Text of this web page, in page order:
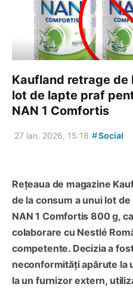
Kaufland retrage de
lot de lapte praf
NAN 1 Comfortis
27 ian. 2026, 15:18 #Social
Rețeaua de magazine
de la consum a unui lot
NAN 1 Comfortis 800 g,
colaborare cu Nestlé
competente. Decizia a
neconformități apărute la
la un furnizor extern,